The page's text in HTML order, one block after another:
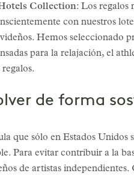
Collection: Los regalos
con nuestros
Hemos seleccionado
para la relajación, el
regalos.
de forma
que sólo en Estados Unidos
Para evitar contribuir a la
de artistas